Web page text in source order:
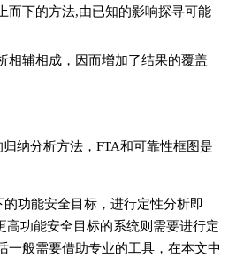
而下的方法,由已知的影响探寻可能
相辅相成，因而增加了结果的覆盖
纳分析方法，FTA和可靠性框图是
功能安全目标，进行定性分析即
高功能安全目标的系统则需要进行定
一般需要借助专业的工具，在本文中